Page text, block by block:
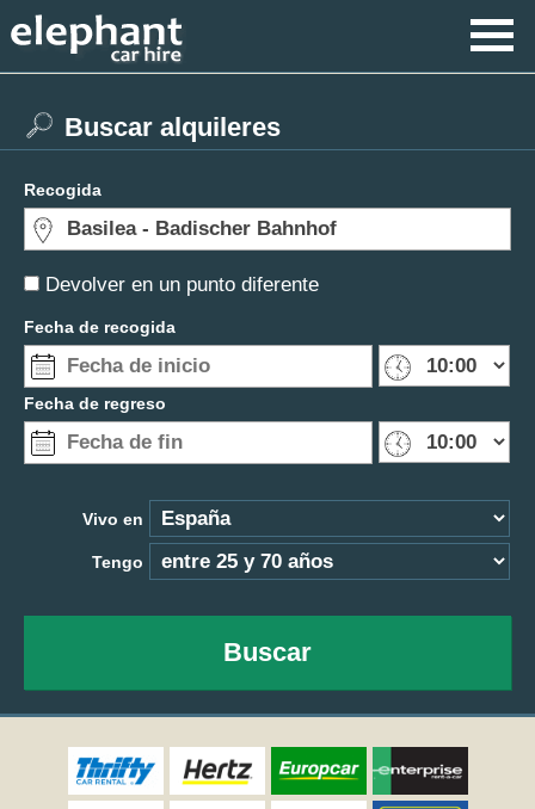
Devolver en un punto diferente
Buscar alquileres
Recogida
Fecha de recogida
Fecha de regreso
Vivo en
Tengo
Buscar